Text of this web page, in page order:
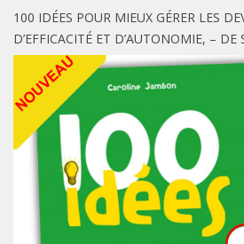
100 IDÉES POUR MIEUX GÉRER LES
D’EFFICACITÉ ET D’AUTONOMIE, – DE